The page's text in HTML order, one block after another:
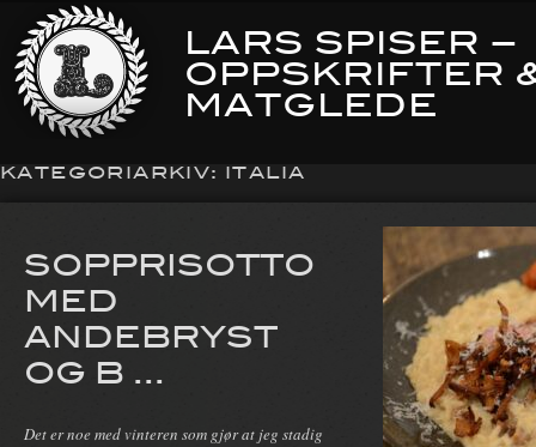
LARS SPISER –
OPPSKRIFTER
MATGLEDE
KATEGORIARKIV: ITALIA
SOPPRISOTTO
MED
ANDEBRYST
OG B ...
Det er noe med vinteren som gjør at jeg stadig